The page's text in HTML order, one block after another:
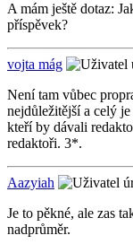
A mám ještě dotaz:
příspěvek?
vojta mág
Není tam vůbec
nejdůležitější a celý
kteří by dávali
redaktoři. 3*.
Aazyiah
Je to pěkné, ale zas
nadprůměr.